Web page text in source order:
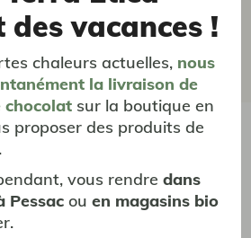
1 2 3 Suivant
aussi...
vacances !
chaleurs actuelles, nous
la livraison de
chocolat sur la boutique en
proposer des produits de
vous rendredans
Pessac ouen magasins bio